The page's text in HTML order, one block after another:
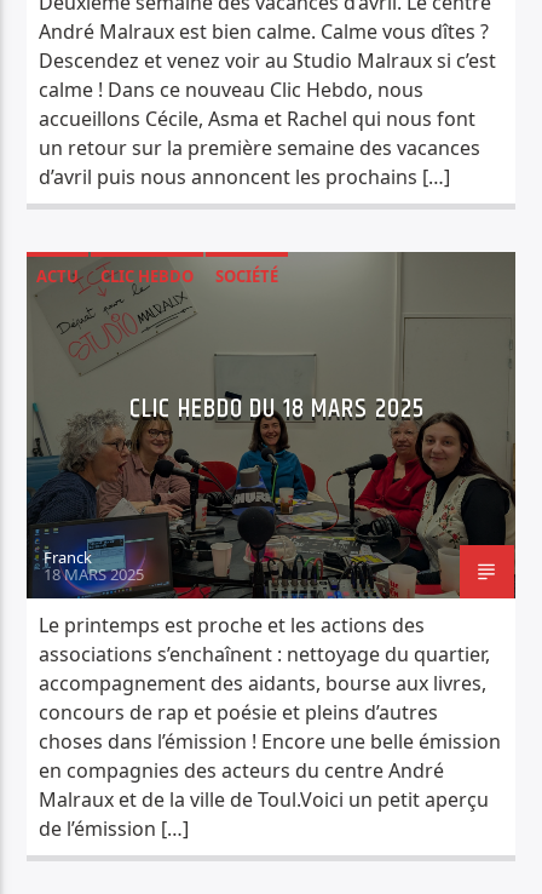
André Malraux est bien calme. Calme vous dîtes ?
Descendez et venez voir au Studio Malraux si c’est
calme ! Dans ce nouveau Clic Hebdo, nous
accueillons Cécile, Asma et Rachel qui nous font
un retour sur la première semaine des vacances
d’avril puis nous annoncent les prochains […]
ACTU CLIC HEBDO SOCIÉTÉ
CLIC HEBDO DU 18 MARS 2025
Franck
18 MARS 2025
Le printemps est proche et les actions des
associations s’enchaînent : nettoyage du quartier,
accompagnement des aidants, bourse aux livres,
concours de rap et poésie et pleins d’autres
choses dans l’émission ! Encore une belle émission
en compagnies des acteurs du centre André
Malraux et de la ville de Toul.Voici un petit aperçu
de l’émission […]